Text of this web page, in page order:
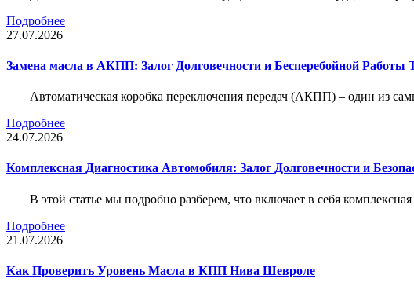
Подробнее
27.07.2026
Замена масла в АКПП: Залог Долговечности и Бесперебойной Работы
Автоматическая коробка переключения передач (АКПП) – один из
Подробнее
24.07.2026
Комплексная Диагностика Автомобиля: Залог Долговечности и
В этой статье мы подробно разберем, что включает в себя
Подробнее
21.07.2026
Как Проверить Уровень Масла в КПП Нива Шевроле